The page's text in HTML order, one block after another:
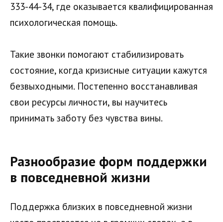
333-44-34, где оказывается квалифицированная
психологическая помощь.
Такие звонки помогают стабилизировать
состояние, когда кризисные ситуации кажутся
безвыходными. Постепенно восстанавливая
свои ресурсы личности, вы научитесь
принимать заботу без чувства вины.
Разнообразие форм поддержки
в повседневной жизни
Поддержка близких в повседневной жизни